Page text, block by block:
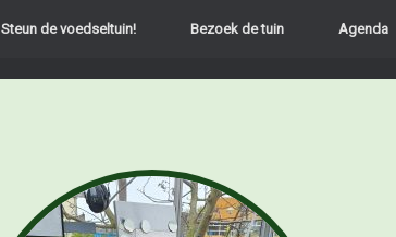
Steun de voedseltuin! Bezoek de tuin Agenda